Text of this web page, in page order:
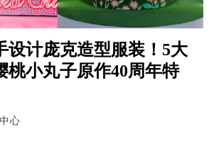
设计庞克造型服装！5大
桃小丸子原作40周年特
心